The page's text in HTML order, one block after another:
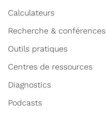
Calculateurs
Recherche & conférences
Outils pratiques
Centres de ressources
Diagnostics
Podcasts